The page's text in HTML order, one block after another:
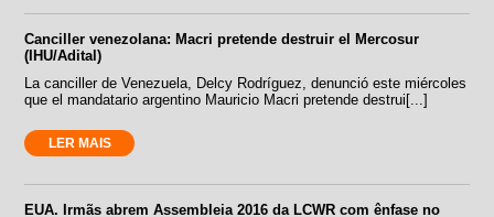
Canciller venezolana: Macri pretende destruir el Mercosur
(IHU/Adital)
La canciller de Venezuela, Delcy Rodríguez, denunció este miércoles
que el mandatario argentino Mauricio Macri pretende destrui[...]
LER MAIS
EUA. Irmãs abrem Assembleia 2016 da LCWR com ênfase no